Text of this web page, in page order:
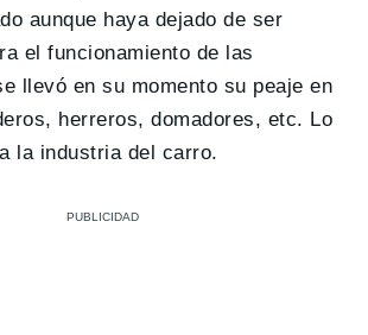
aunque haya dejado de ser
el funcionamiento de las
llevó en su momento su peaje en
herreros, domadores, etc. Lo
la industria del carro.